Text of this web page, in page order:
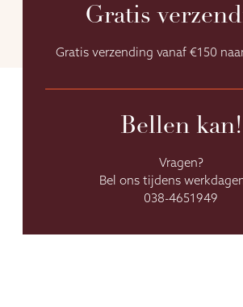
Gratis
Gratis verzending vanaf €150
Bellen kan!
Vragen?
Bel ons tijdens
038-4651949